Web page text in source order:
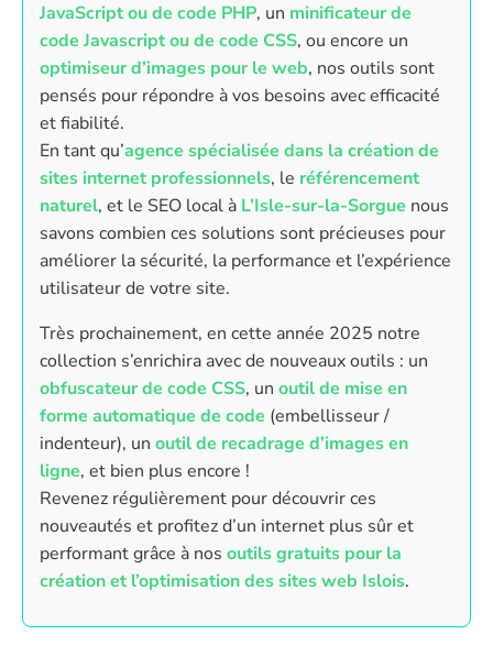
JavaScript ou de code PHP, un minificateur de
code Javascript ou de code CSS, ou encore un
optimiseur d’images pour le web, nos outils sont
pensés pour répondre à vos besoins avec efficacité
et fiabilité.
En tant qu’agence spécialisée dans la création de
sites internet professionnels, le référencement
naturel, et le SEO local à L’Isle-sur-la-Sorgue nous
savons combien ces solutions sont précieuses pour
améliorer la sécurité, la performance et l’expérience
utilisateur de votre site.
Très prochainement, en cette année 2025 notre
collection s’enrichira avec de nouveaux outils : un
obfuscateur de code CSS, un outil de mise en
forme automatique de code (embellisseur /
indenteur), un outil de recadrage d’images en
ligne, et bien plus encore !
Revenez régulièrement pour découvrir ces
nouveautés et profitez d’un internet plus sûr et
performant grâce à nos outils gratuits pour la
création et l’optimisation des sites web Islois.